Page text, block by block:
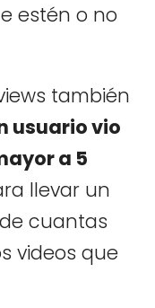
estén o no
también
usuario vio
a 5
llevar un
cuantas
videos que